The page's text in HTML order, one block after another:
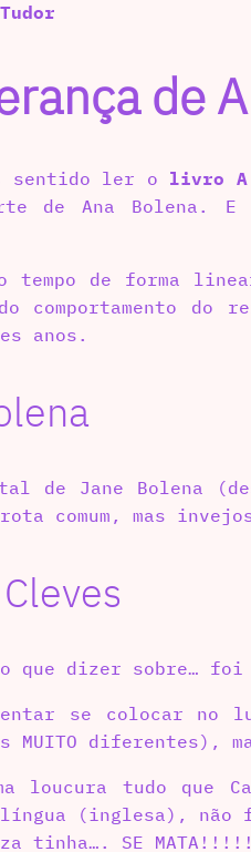
de
sentido ler o livro A
de Ana
de forma
comportamento do
anos.
de Jane Bolena
comum, mas
o que dizer sobre…
se colocar no
MUITO diferentes),
loucura tudo que
(inglesa),
tinha…. SE MATA!!!!!